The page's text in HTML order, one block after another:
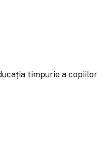
timpurie a copiilor